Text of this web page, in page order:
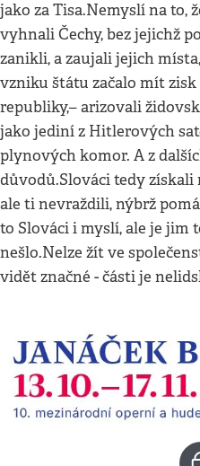
jako za Tisa.Nemyslí na to,
vyhnali Čechy, bez jejichž
zanikli, a zaujali jejich
vzniku štátu začalo mít
republiky,– arizovali
jako jediní z Hitlerových
plynových komor. A z
důvodů.Slováci tedy získali
ale ti nevraždili, nýbrž
to Slováci i myslí, ale je jim
nešlo.Nelze žít ve
vidět značné - části je